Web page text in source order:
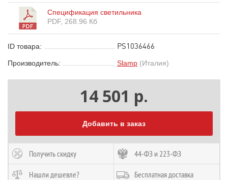
Спецификация светильника
PDF, 268.96 Кб
ID товара: PS1036466
Производитель: Slamp (Италия)
14 501 р.
Добавить в заказ
Получить скидку 44-ФЗ и 223-ФЗ
Нашли дешевле? Бесплатная доставка